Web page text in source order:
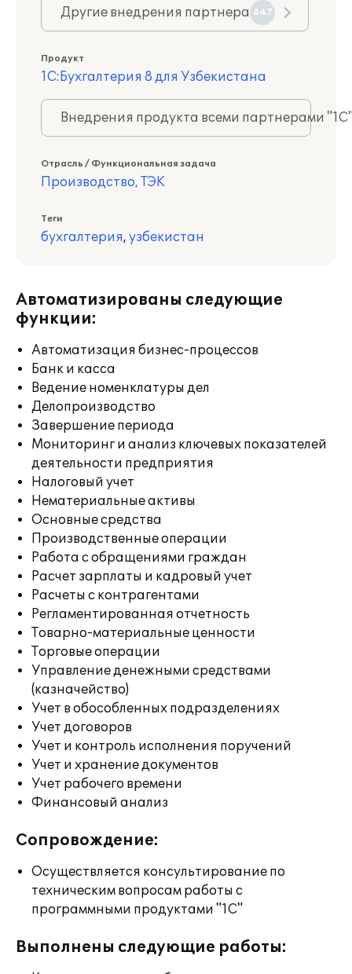
Другие внедрения партнера 647
Продукт
1С:Бухгалтерия 8 для Узбекистана
Внедрения продукта всеми партнерами
Отрасль / Функциональная задача
Производство, ТЭК
Теги
бухгалтерия, узбекистан
Автоматизированы следующие
функции:
Автоматизация бизнес-процессов
Банк и касса
Ведение номенклатуры дел
Делопроизводство
Завершение периода
Мониторинг и анализ ключевых показателей
деятельности предприятия
Налоговый учет
Нематериальные активы
Основные средства
Производственные операции
Работа с обращениями граждан
Расчет зарплаты и кадровый учет
Расчеты с контрагентами
Регламентированная отчетность
Товарно-материальные ценности
Торговые операции
Управление денежными средствами
(казначейство)
Учет в обособленных подразделениях
Учет договоров
Учет и контроль исполнения поручений
Учет и хранение документов
Учет рабочего времени
Финансовый анализ
Сопровождение:
Осуществляется консультирование по
техническим вопросам работы с
программными продуктами "1С"
Выполнены следующие работы: